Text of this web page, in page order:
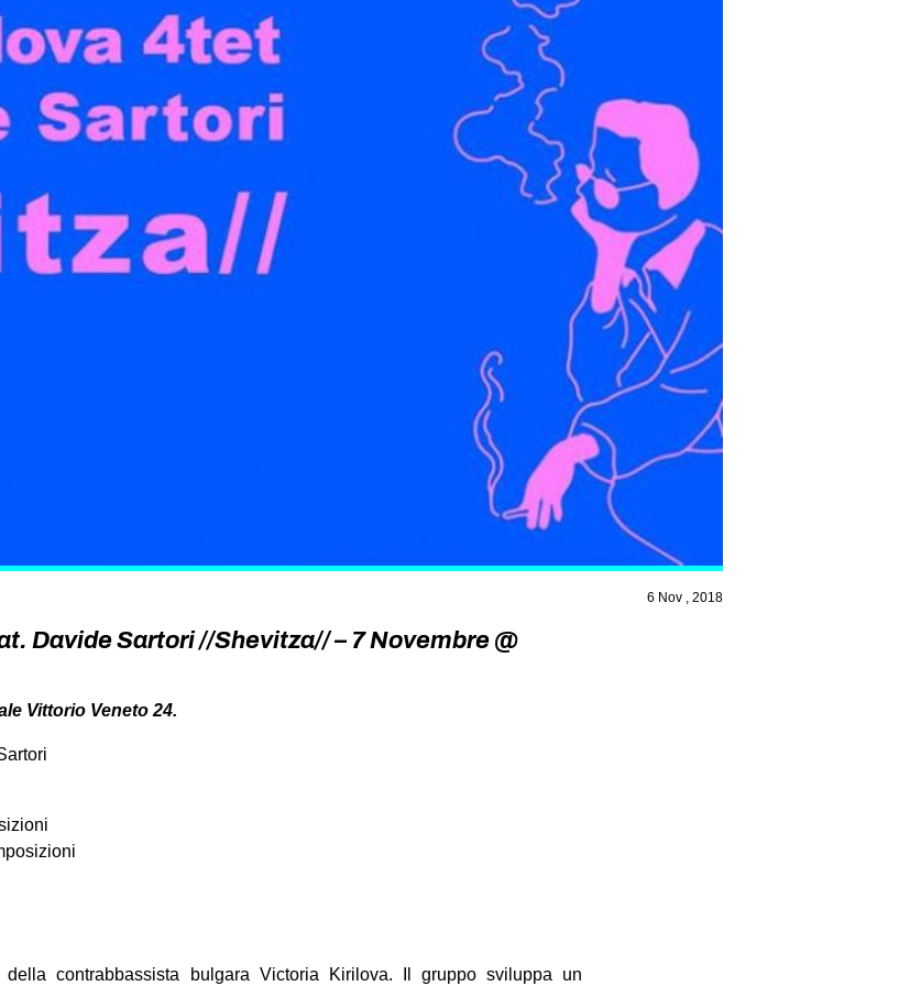
6 Nov , 2018
Davide Sartori //Shevitza// – 7 Novembre @
Vittorio Veneto 24.
contrabbassista bulgara Victoria Kirilova. Il gruppo sviluppa un